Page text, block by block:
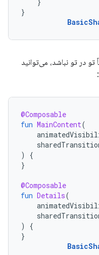
}
در تو نباشد، می‌توانید
@Composable
fun MainContent(
)
{
}
@Composable
fun Details(
)
{
}